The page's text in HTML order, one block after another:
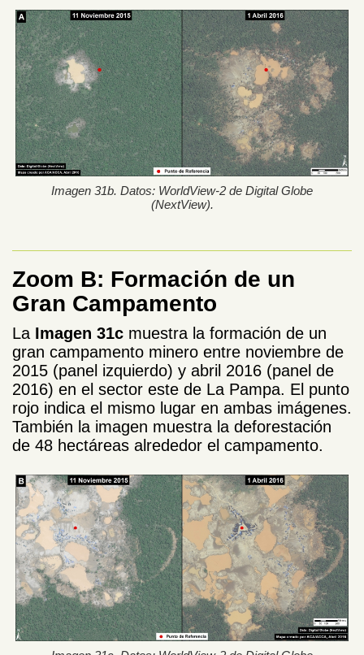
Imagen 31b. Datos: WorldView-2 de Digital Globe
(NextView).
Zoom B: Formación de un
Gran Campamento
La Imagen 31c muestra la formación de un
gran campamento minero entre noviembre de
2015 (panel izquierdo) y abril 2016 (panel de
2016) en el sector este de La Pampa. El punto
rojo indica el mismo lugar en ambas imágenes.
También la imagen muestra la deforestación
de 48 hectáreas alrededor el campamento.